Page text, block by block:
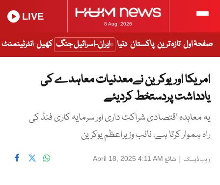
8 Aug, 2026
LIVE
صفحۂ اول تازہ ترین پاکستان دنیا ایران-اسرائیل جنگ کھیل انٹرٹینمنٹ
امریکا اوریوکرین نےمعدنیات معاہدے کی
یادداشت پردستخط کردیئے
یہ معاہدہ اقتصادی شراکت داری اور سرمایہ کاری فنڈ کی
راہ ہموار کرتا ہے، نائب وزیراعظم یوکرین
ویب ڈیسک | شائع April 18, 2025 4:11 AM